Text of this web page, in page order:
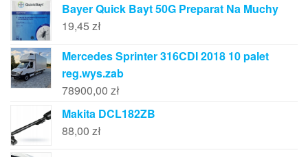
Bayer Quick Bayt 50G Preparat Na Muchy
19,45 zł
Mercedes Sprinter 316CDI 2018 10 palet
reg.wys.zab
78900,00 zł
Makita DCL182ZB
88,00 zł